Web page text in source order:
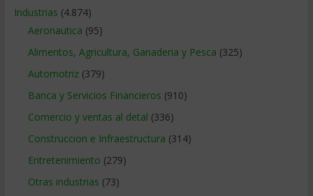
Industrias (4.874)
Aeronautica (95)
Alimentos, Agricultura, Ganaderia y Pesca (325)
Automotriz(379)
Banca y Servicios Financieros (910)
Comercio y ventas al detal (336)
Construccion e Infraestructura (314)
Entretenimiento (279)
Otras industrias (73)